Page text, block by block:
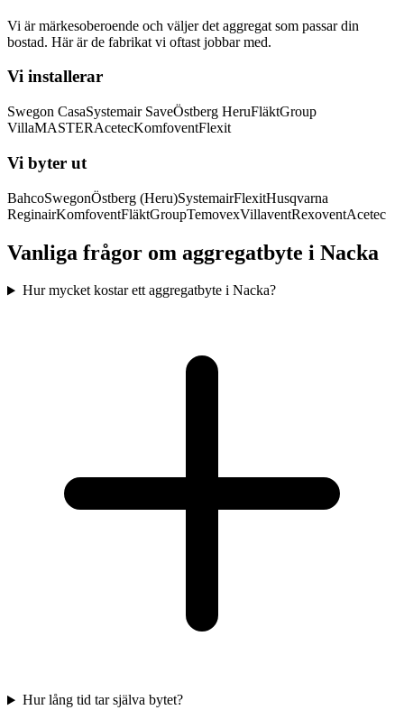
Vi är märkesoberoende och väljer det aggregat som passar din
bostad. Här är de fabrikat vi oftast jobbar med.
Vi installerar
Swegon CasaSystemair SaveÖstberg HeruFläktGroup
VillaMASTERAcetecKomfoventFlexit
Vi byter ut
BahcoSwegonÖstberg (Heru)SystemairFlexitHusqvarna
ReginairKomfoventFläktGroupTemovexVillaventRexoventAcetec
Vanliga frågor om aggregatbyte i Nacka
Hur mycket kostar ett aggregatbyte i Nacka?
Hur lång tid tar själva bytet?